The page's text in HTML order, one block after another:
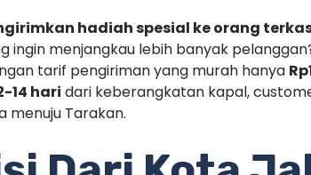
hadiah spesial ke orang
ingin menjangkau lebih banyak
tarif pengiriman yang murah hanya
14 hari dari keberangkatan kapal,
menuju Tarakan.